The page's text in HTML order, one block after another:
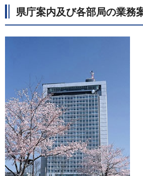
県庁案内及び各部局の業務